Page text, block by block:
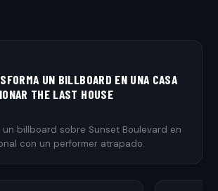
UN BILLBOARD EN UNA CASA
THE LAST HOUSE
un billboard sobre Sunset Boulevard en
con un performer atrapado.